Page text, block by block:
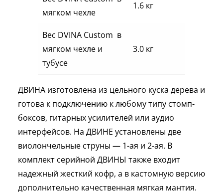
мягком чехле
1.6 кг
Вес DVINA Custom в
мягком чехле и
тубусе
3.0 кг
ДВИНА изготовлена ​​из цельного куска дерева и
готова к подключению к любому типу стомп-
боксов, гитарных усилителей или аудио
интерфейсов. На ДВИНЕ установлены две
виолончельные струны — 1-ая и 2-ая. В
комплект серийной ДВИНЫ также входит
надежный жесткий кофр, а в кастомную версию
дополнительно качественная мягкая мантия.